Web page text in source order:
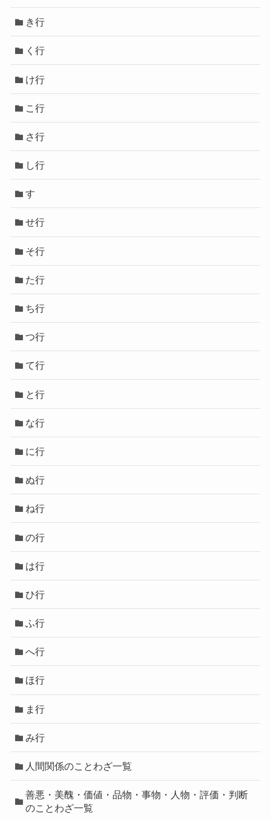
き行
く行
け行
こ行
さ行
し行
す
せ行
そ行
た行
ち行
つ行
て行
と行
な行
に行
ぬ行
ね行
の行
は行
ひ行
ふ行
へ行
ほ行
ま行
み行
人間関係のことわざ一覧
善悪・美醜・価値・品物・事物・人物・評価・判断
のことわざ一覧